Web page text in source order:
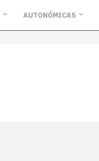
AUTONÓMICAS